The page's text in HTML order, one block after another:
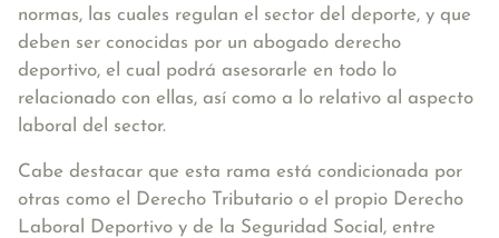
normas, las cuales regulan el sector del deporte, y que
deben ser conocidas por un abogado derecho
deportivo, el cual podrá asesorarle en todo lo
relacionado con ellas, así como a lo relativo al aspecto
laboral del sector.
Cabe destacar que esta rama está condicionada por
otras como el Derecho Tributario o el propio Derecho
Laboral Deportivo y de la Seguridad Social, entre